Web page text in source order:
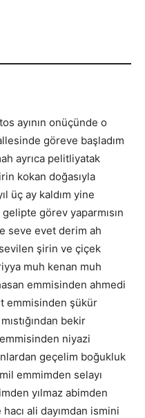
ayının onüçünde o
göreve başladım
ayrıca pelitliyatak
kokan doğasıyla
üç ay kaldım yine
görev yaparmısın
seve evet derim ah
şirin ve çiçek
muh kenan muh
emmisinden ahmedi
emmisinden şükür
bekir
niyazi
geçelim boğukluk
emmimden selayı
yılmaz abimden
ali dayımdan ismini